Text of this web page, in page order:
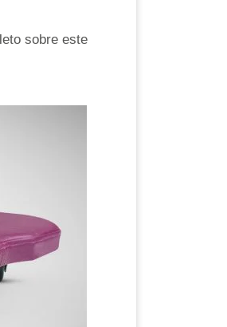
sobre este